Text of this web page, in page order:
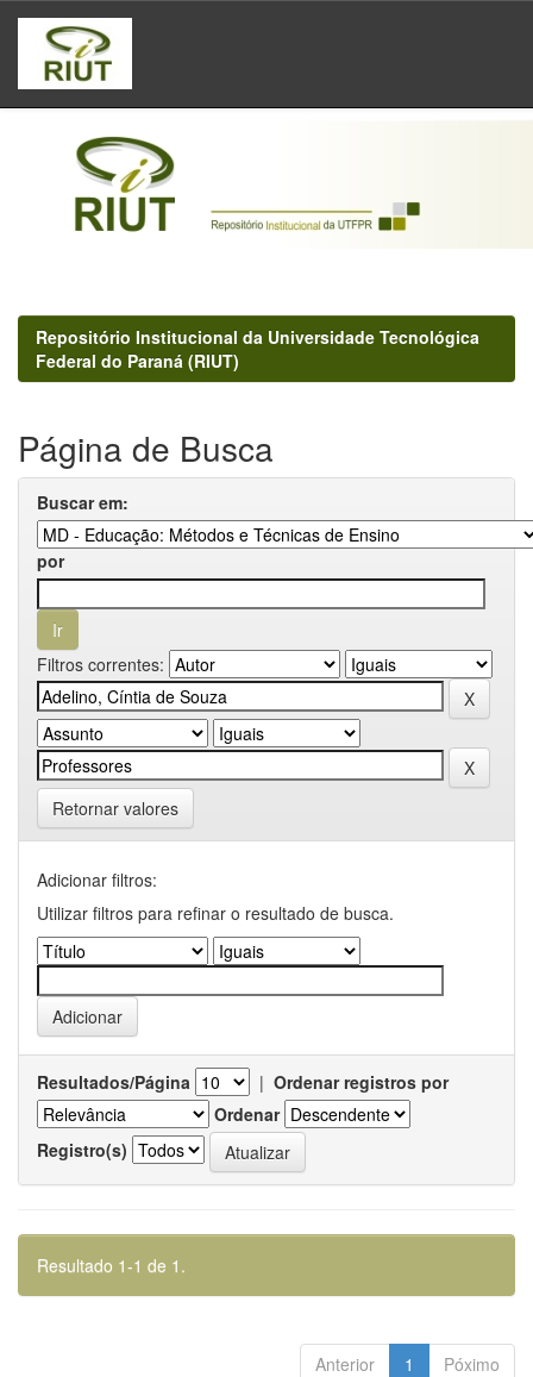
Skip
navigation
Repositório Institucional da Universidade Tecnológica
Federal do Paraná (RIUT)
Página de Busca
Buscar em:
por
Filtros correntes:
Retornar valores
Adicionar filtros:
Utilizar filtros para refinar o resultado de busca.
Resultados/Página | Ordenar registros por
Ordenar
Registro(s)
Resultado 1-1 de 1.
Anterior 1 Póximo